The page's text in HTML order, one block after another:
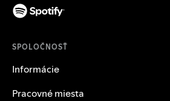
SPOLOČNOSŤ
Informácie
Pracovné miesta